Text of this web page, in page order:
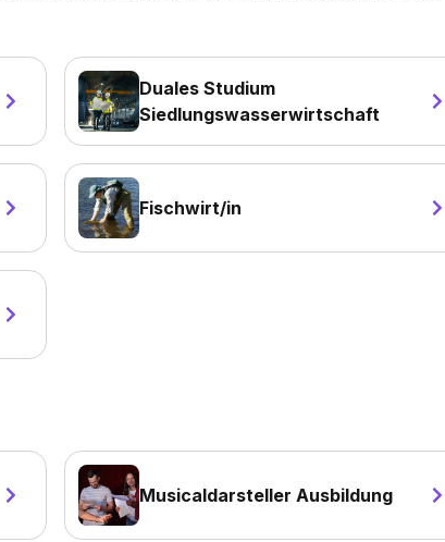
Duales Studium
Siedlungswasserwirtschaft
Fischwirt/in
Musicaldarsteller Ausbildung